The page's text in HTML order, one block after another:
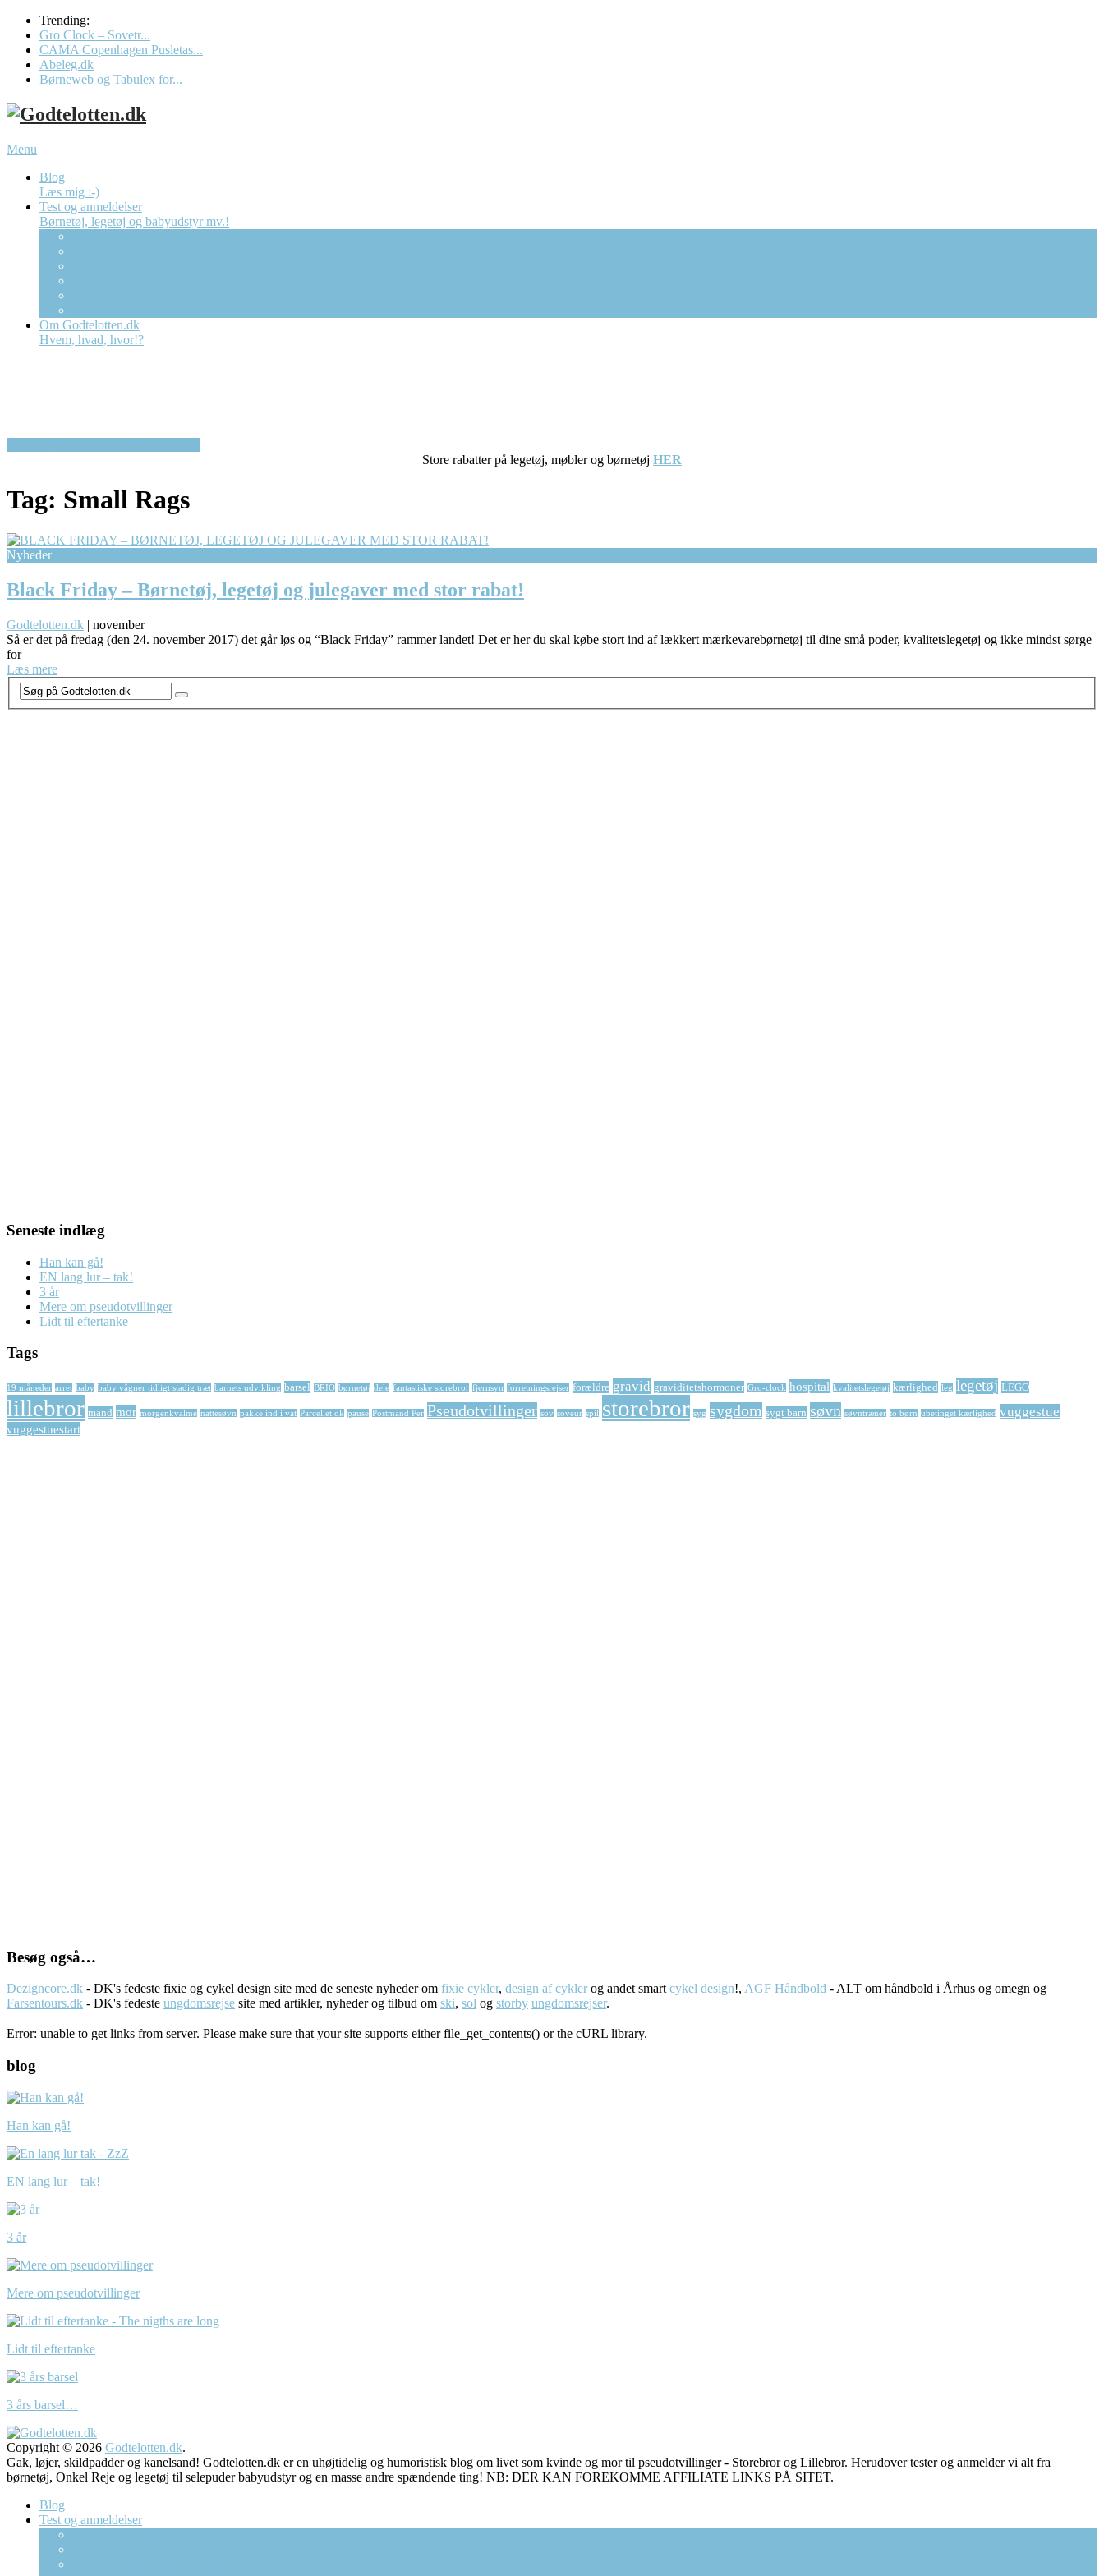
Trending:
Gro Clock – Sovetr...
CAMA Copenhagen Pusletas...
Abeleg.dk
Børneweb og Tabulex for...
Menu
Blog
Læs mig :-)
Test og anmeldelser
Børnetøj, legetøj og babyudstyr mv.!
Om Godtelotten.dk
Hvem, hvad, hvor!?
Store rabatter på legetøj, møbler og børnetøj HER
Tag: Small Rags
Nyheder
Black Friday – Børnetøj, legetøj og julegaver med stor rabat!
Godtelotten.dk | november
Så er det på fredag (den 24. november 2017) det går løs og “Black Friday” rammer landet! Det er her du skal købe stort ind af lækkert mærkevarebørnetøj til dine små poder, kvalitetslegetøj og ikke mindst sørge
for
Læs mere
Seneste indlæg
Han kan gå!
EN lang lur – tak!
3 år
Mere om pseudotvillinger
Lidt til eftertanke
Tags
19 måneder arret baby baby vågner tidligt stadig træt barnets udvikling barsel BRIO børnetøj dele fantastiske storebror fjernsyn forretningsrejser forældre gravid graviditetshormoner Gro-clock hospital kvalitetslegetøj kærlighed leg legetøj LEGO
lillebror mand mor morgenkvalme nattesøvn pakke ind i vat Parcellet.dk pause Postmand Per Pseudotvillinger sov soveur spil storebror syg sygdom sygt barn søvn søvntræner to børn ubetinget kærlighed vuggestue
vuggestuestart
Besøg også…
Dezigncore.dk - DK's fedeste fixie og cykel design site med de seneste nyheder om fixie cykler, design af cyklerog andet smartcykel design!, AGF Håndbold - ALT om håndbold i Århus og omegn og
Farsentours.dk - DK's fedeste ungdomsrejse site med artikler, nyheder og tilbud om ski, sol og storby ungdomsrejser.
Error: unable to get links from server. Please make sure that your site supports either file_get_contents() or the cURL library.
blog
Han kan gå!
EN lang lur – tak!
3 år
Mere om pseudotvillinger
Lidt til eftertanke
3 års barsel…
Copyright © 2026 Godtelotten.dk.
Gak, løjer, skildpadder og kanelsand! Godtelotten.dk er en uhøjtidelig og humoristisk blog om livet som kvinde og mor til pseudotvillinger - Storebror og Lillebror. Herudover tester og anmelder vi alt fra
børnetøj, Onkel Reje og legetøj til selepuder babyudstyr og en masse andre spændende ting! NB: DER KAN FOREKOMME AFFILIATE LINKS PÅ SITET.
Blog
Test og anmeldelser